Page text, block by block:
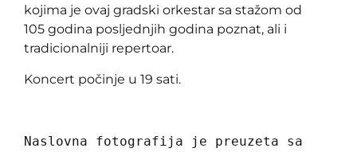
kojima je ovaj gradski orkestar sa stažom od
105 godina posljednjih godina poznat, ali i
tradicionalniji repertoar.
Koncert počinje u 19 sati.
Naslovna fotografija je preuzeta sa